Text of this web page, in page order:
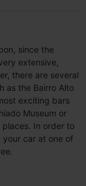
since the
extensive,
there are several
as the Bairro Alto
exciting bars
Museum or
In order to
car at one of